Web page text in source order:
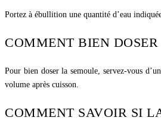
Portez à ébullition une quantité d’eau
COMMENT BIEN
Pour bien doser la semoule, servez-vous
volume après cuisson.
COMMENT SAVOIR SI